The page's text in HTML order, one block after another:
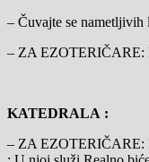
– Čuvajte se nametljivih
– ZA EZOTERIČARE:
KATEDRALA :
– ZA EZOTERIČARE: